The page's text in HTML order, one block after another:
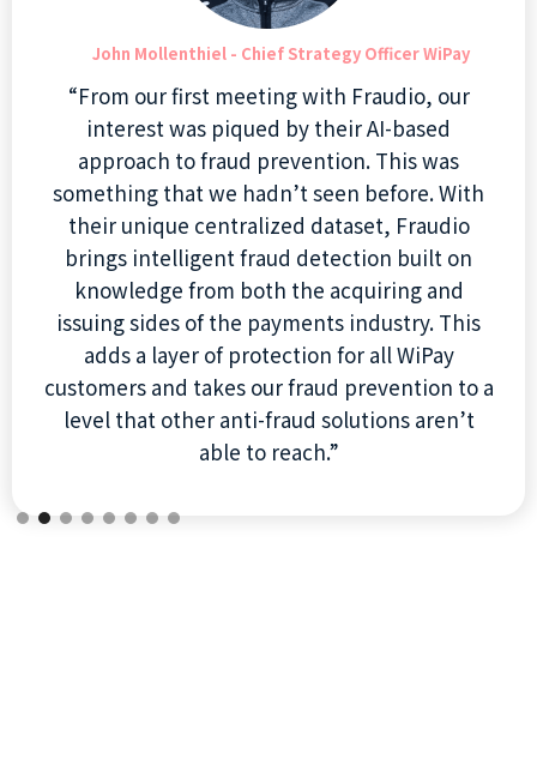
Nathalie Siegl - CEO @ IXOPAY
“We give our clients the best. That is what we
do. Partnering with Fraudio enables us to offer
outstanding fraud protection from a company
that shares the same core values as us and a
market changing offering.”